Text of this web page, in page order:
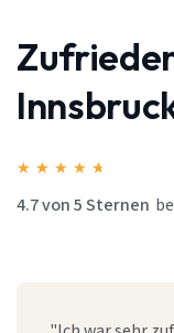
★ ★ ★ ★ ★
4.7 von 5 Sternen